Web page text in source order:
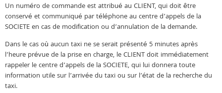
Un numéro de commande est attribué au CLIENT, qui doit être
conservé et communiqué par téléphone au centre d’appels de la
SOCIETE en cas de modification ou d’annulation de la demande.
Dans le cas où aucun taxi ne se serait présenté 5 minutes après
l’heure prévue de la prise en charge, le CLIENT doit immédiatement
rappeler le centre d’appels de la SOCIETE, qui lui donnera toute
information utile sur l’arrivée du taxi ou sur l’état de la recherche du
taxi.